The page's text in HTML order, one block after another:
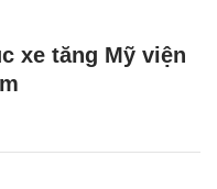
xe tăng Mỹ viện